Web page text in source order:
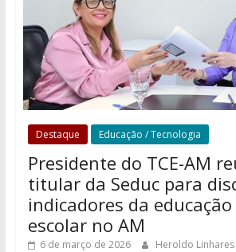
Destaque Educação / Tecnologia
Presidente do TCE-AM
titular da Seduc para
indicadores da
escolar no AM
6 de março de 2026 Heroldo Linhares